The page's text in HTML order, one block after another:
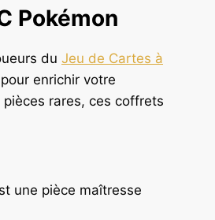
Pokémon
du Jeu de Cartes à
enrichir votre
rares, ces coffrets
une pièce maîtresse